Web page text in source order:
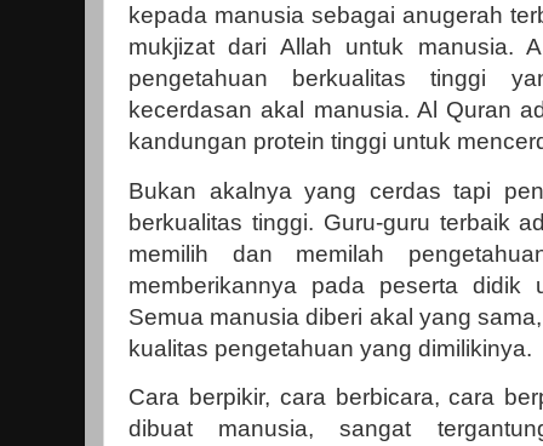
kepada manusia sebagai anugerah
mukjizat dari Allah untuk manusia.
pengetahuan berkualitas tinggi
kecerdasan akal manusia. Al Quran
kandungan protein tinggi untuk
Bukan akalnya yang cerdas tapi
berkualitas tinggi. Guru-guru terbaik
memilih dan memilah
memberikannya pada peserta didik
Semua manusia diberi akal yang
kualitas pengetahuan yang dimilikinya.
Cara berpikir, cara berbicara, cara
dibuat manusia, sangat